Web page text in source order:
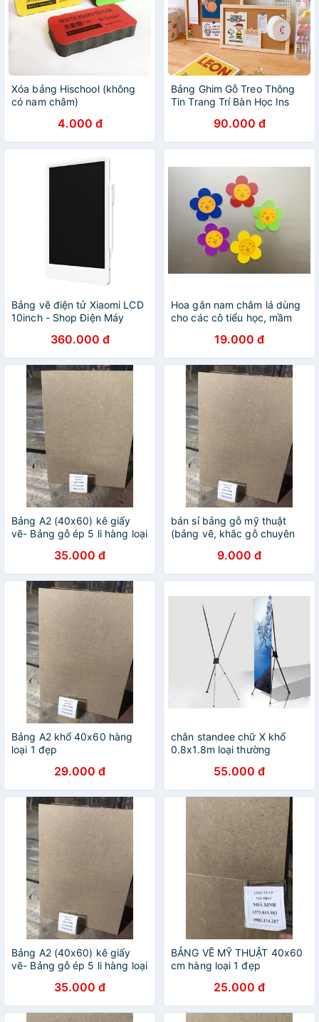
Xóa bảng Hischool (không
có nam châm)
4.000 đ
Bảng Ghim Gỗ Treo Thông
Tin Trang Trí Bàn Học Ins
90.000 đ
Bảng vẽ điện tử Xiaomi LCD
10inch - Shop Điện Máy
360.000 đ
Hoa gắn nam châm lá dùng
cho các cô tiểu học, mầm
19.000 đ
Bảng A2 (40x60) kê giấy
vẽ- Bảng gỗ ép 5 li hàng loại
35.000 đ
bán sỉ bảng gỗ mỹ thuật
(bảng vẽ, khắc gỗ chuyên
9.000 đ
Bảng A2 khổ 40x60 hàng
loại 1 đẹp
29.000 đ
chân standee chữ X khổ
0.8x1.8m loại thường
55.000 đ
Bảng A2 (40x60) kê giấy
vẽ- Bảng gỗ ép 5 li hàng loại
35.000 đ
BẢNG VẼ MỸ THUẬT 40x60
cm hàng loại 1 đẹp
25.000 đ